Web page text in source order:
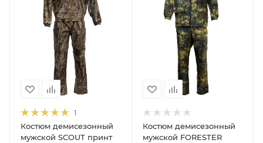
1
Костюм демисезонный
мужской SCOUT принт
Костюм демисезонный
мужской FORESTER